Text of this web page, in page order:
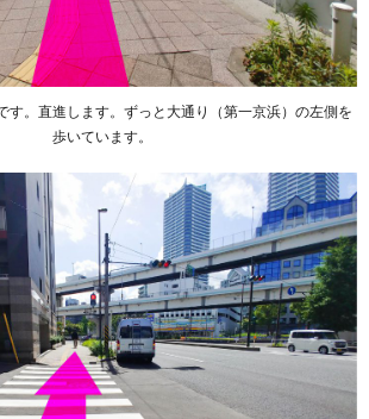
す。直進します。ずっと大通り（第一京浜）の左側を
歩いています。